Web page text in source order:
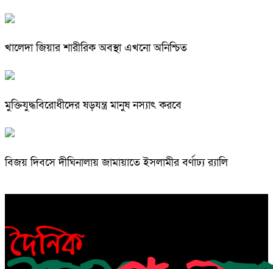
খালেদা জিয়ার শারীরিক অবস্থা এখনো অনিশ্চিত
মুক্তিযুদ্ধবিরোধীদের ষড়যন্ত্র মানুষ নস্যাৎ করবে
বিজয় দিবসে দীঘিনালায় জামায়াতে ইসলামীর বর্ণাঢ্য র‍্যালি